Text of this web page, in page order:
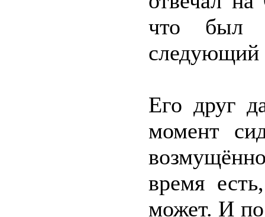
что был
следующий
Его друг
момент
время
может. И по